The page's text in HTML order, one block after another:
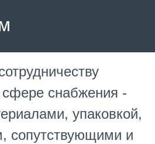
снабжения -
упаковкой,
сопутствующими и